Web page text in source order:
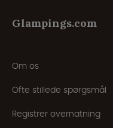
Glampings.com
Om os
Ofte stillede spørgsmål
Registrer overnatning